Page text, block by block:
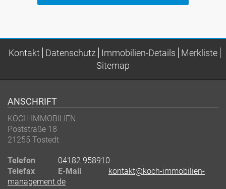
Kontakt Datenschutz Immobilien-Details
Merkliste
Sitemap
ANSCHRIFT
KOCH IMMOBILIEN
Poststraße 18
21255 Tostedt
Telefon
04182 958910
Telefax
E-Mail
kontakt@koch-immobilien-
management.de